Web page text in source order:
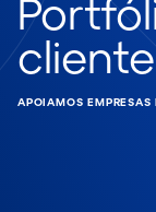
APOIAMOS